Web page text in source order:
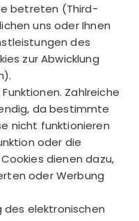
betreten (Third-
uns oder Ihnen
des
zur Abwicklung
Zahlreiche
da bestimmte
nicht funktionieren
oder die
dienen dazu,
oder Werbung
des elektronischen